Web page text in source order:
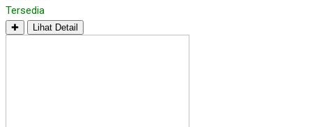
Tersedia
✚ Lihat Detail